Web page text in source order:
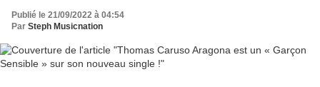
Publié le 21/09/2022 à 04:54
Par Steph Musicnation